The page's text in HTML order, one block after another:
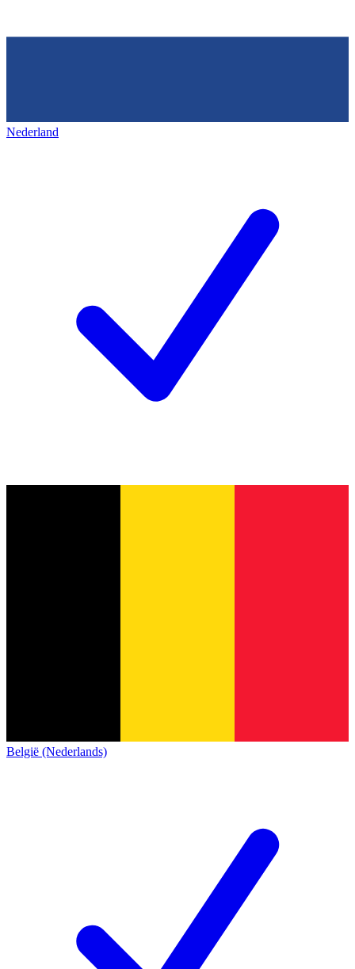
Nederland
België (Nederlands)